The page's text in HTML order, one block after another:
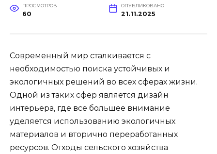
ПРОСМОТРОВ
60
ОПУБЛИКОВАНО
21.11.2025
Современный мир сталкивается с
необходимостью поиска устойчивых и
экологичных решений во всех сферах жизни.
Одной из таких сфер является дизайн
интерьера, где все большее внимание
уделяется использованию экологичных
материалов и вторично переработанных
ресурсов. Отходы сельского хозяйства